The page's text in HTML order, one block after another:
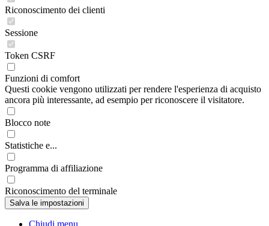
Riconoscimento dei clienti
Sessione
Token CSRF
Funzioni di comfort
Questi cookie vengono utilizzati per rendere l'esperienza di acquisto
ancora più interessante, ad esempio per riconoscere il visitatore.
Blocco note
Statistiche e...
Programma di affiliazione
Riconoscimento del terminale
Chiudi menu